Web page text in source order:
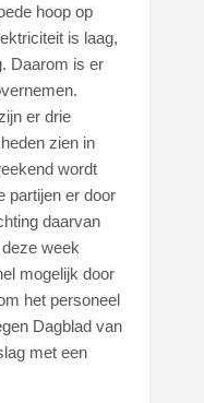
hoop op
is laag,
Daarom is er
er drie
zien in
wordt
partijen er door
daarvan
week
mogelijk door
het personeel
Dagblad van
met een